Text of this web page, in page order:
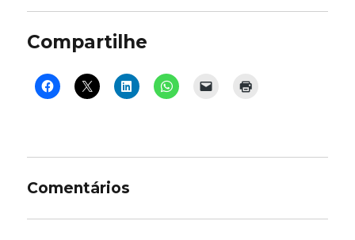
Compartilhe
Comentários